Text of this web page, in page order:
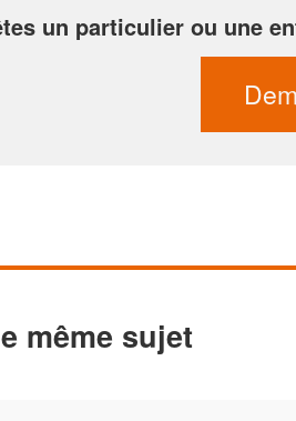
un particulier ou une
même sujet